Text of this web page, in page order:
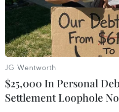
JG Wentworth
$25,000 In Personal
Settlement Loophole